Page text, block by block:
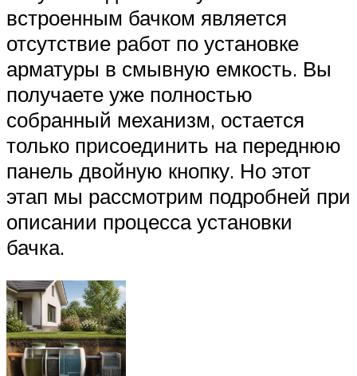
встроенным бачком является
отсутствие работ по установке
арматуры в смывную емкость. Вы
получаете уже полностью
собранный механизм, остается
только присоединить на переднюю
панель двойную кнопку. Но этот
этап мы рассмотрим подробней при
описании процесса установки
бачка.